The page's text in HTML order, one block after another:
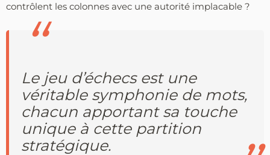
contrôlent les colonnes avec une autorité implacable ?
Le jeu d’échecs est une
véritable symphonie de mots,
chacun apportant sa touche
unique à cette partition
stratégique.